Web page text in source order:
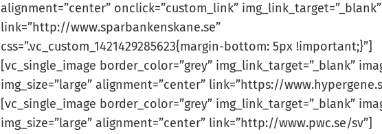
alignment=”center” onclick=”custom_link” img_link_target=”_blank”
link=”http://www.sparbankenskane.se”
css=”.vc_custom_1421429285623{margin-bottom: 5px !important;}”]
[vc_single_image border_color=”grey” img_link_target=”_blank”
img_size=”large” alignment=”center” link=”https://
[vc_single_image border_color=”grey” img_link_target=”_blank”
img_size=”large” alignment=”center” link=”http://www.pwc.se/sv”]